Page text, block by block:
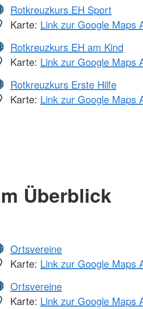
Rotkreuzkurs EH Sport
Karte: Link zur Google Maps
Rotkreuzkurs EH am Kind
Karte: Link zur Google Maps
Rotkreuzkurs Erste Hilfe
Karte: Link zur Google Maps
Überblick
Ortsvereine
Karte: Link zur Google Maps
Ortsvereine
Karte: Link zur Google Maps